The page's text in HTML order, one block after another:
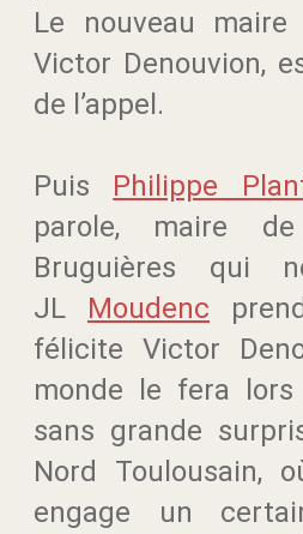
Le nouveau
Victor Denouvion,
de l’appel.
Puis Philippe
parole, maire
Bruguières qui
JL Moudenc
félicite Victor
monde le fera lors
sans grande
Nord Toulousain,
engage un